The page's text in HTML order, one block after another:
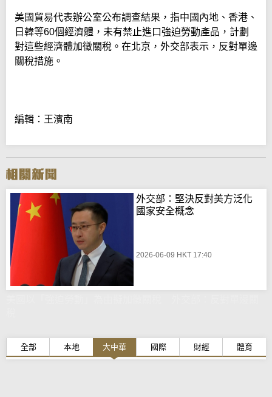
美國貿易代表辦公室公布調查結果，指中國內地、香港、
日韓等60個經濟體，未有禁止進口強迫勞動產品，計劃
對這些經濟體加徵關稅。在北京，外交部表示，反對單邊
關稅措施。
編輯：王濱南
外交部：堅決反對美方泛化
國家安全概念
2026-06-09 HKT 17:40
全部 本地 大中華 國際 財經 體育